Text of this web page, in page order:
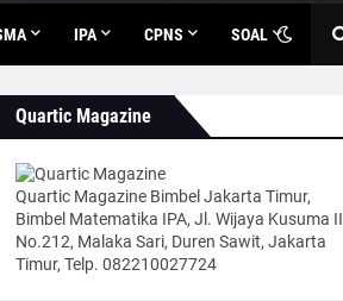
IPA CPNS SOAL
Quartic Magazine
Quartic Magazine Bimbel Jakarta Timur,
Bimbel Matematika IPA, Jl. Wijaya Kusuma II
No.212, Malaka Sari, Duren Sawit, Jakarta
Timur, Telp. 082210027724